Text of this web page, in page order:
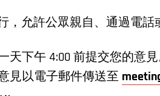
，允許公眾親自、通過電話
天下午 4:00 前提交您的意
見以電子郵件傳送至